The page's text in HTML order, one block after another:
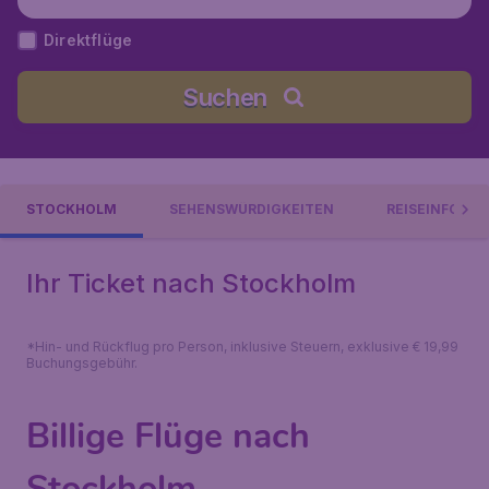
Direktflüge
Suchen
STOCKHOLM SEHENSWÜRDIGKEITEN
Ihr Ticket nach Stockholm
*Hin- und Rückflug pro Person, inklusive Steuern, exklusive € 19,99
Buchungsgebühr.
Billige Flüge nach